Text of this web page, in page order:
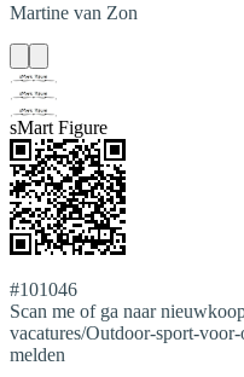
Martine van Zon
sMart Figure
#101046
Scan me of ga naar
vacatures/Outdoor-sport-
melden